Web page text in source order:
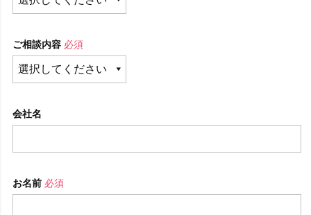
ご相談内容 必須
会社名
お名前 必須